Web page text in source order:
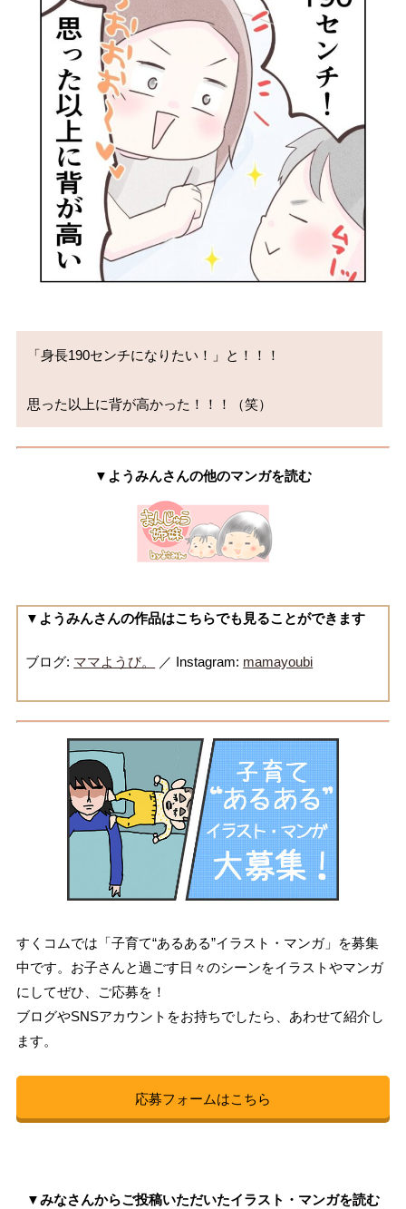
「身長190センチになりたい！」と！！！
思った以上に背が高かった！！！（笑）
▼ようみんさんの他のマンガを読む
▼ようみんさんの作品はこちらでも見ることができます
ブログ: ママようび。 ／ Instagram: mamayoubi
すくコムでは「子育て“あるある”イラスト・マンガ」を募集
中です。お子さんと過ごす日々のシーンをイラストやマンガ
にしてぜひ、ご応募を！
ブログやSNSアカウントをお持ちでしたら、あわせて紹介し
ます。
応募フォームはこちら
▼みなさんからご投稿いただいたイラスト・マンガを読む